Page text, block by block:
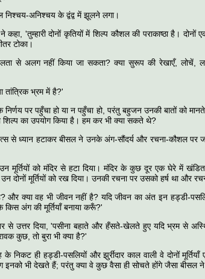
निश्चय-अनिश्चय के द्वंद्व में झूलने लगा।
'तुम्हारी दोनों कृतियों में शिल्प कौशल की पराकाष्ठा है। दोनों
टोका।
से अलग नहीं किया जा सकता? क्या सुरूप की रेखाएँ, लोचें,
तांत्रिक भ्रम में है?'
पर पहुँचा हो या न पहुँचा हो, परंतु बहुजन उनकी बातों को
शिल्प का उपयोग किया है। हम कर भी क्या सकते थे?
से ध्यान हटाकर बीसल ने उनके अंग-सौंदर्य और रचना-कौशल पर
मूर्तियों को मंदिर से हटा दिया। मंदिर के कुछ दूर एक घेरे में
दोनों मूर्तियों को रख दिया। उनकी रचना पर उसको हर्ष था और
और क्या वह भी जीवन नहीं है? यदि जीवन का अंत इन हड्डी-
किस अंग की मूर्तियाँ बनाया करूँ?'
से उत्तर दिया, 'पसीना बहाते और हँसते-खेलते हुए यदि भ्रम से
कुछ, तो बुरा भी क्या है?'
निकट ही हड्डी-पसलियों और झुर्रीदार काल वाली वे दोनों
इनको भी देखते हैं; परंतु क्या वे कुछ वैसा ही सोचते होंगे जैसा बीसल ने